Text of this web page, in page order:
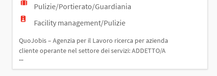
Pulizie/Portierato/Guardiania
Facility management/Pulizie
QuoJobis – Agenzia per il Lavoro ricerca per azienda
cliente operante nel settore dei servizi: ADDETTO/A
ALLE PULIZIE – MARTIGNACCO (UD) Responsabilità:
- Pulizia e sanificazione degli ambienti; - Riordino
...